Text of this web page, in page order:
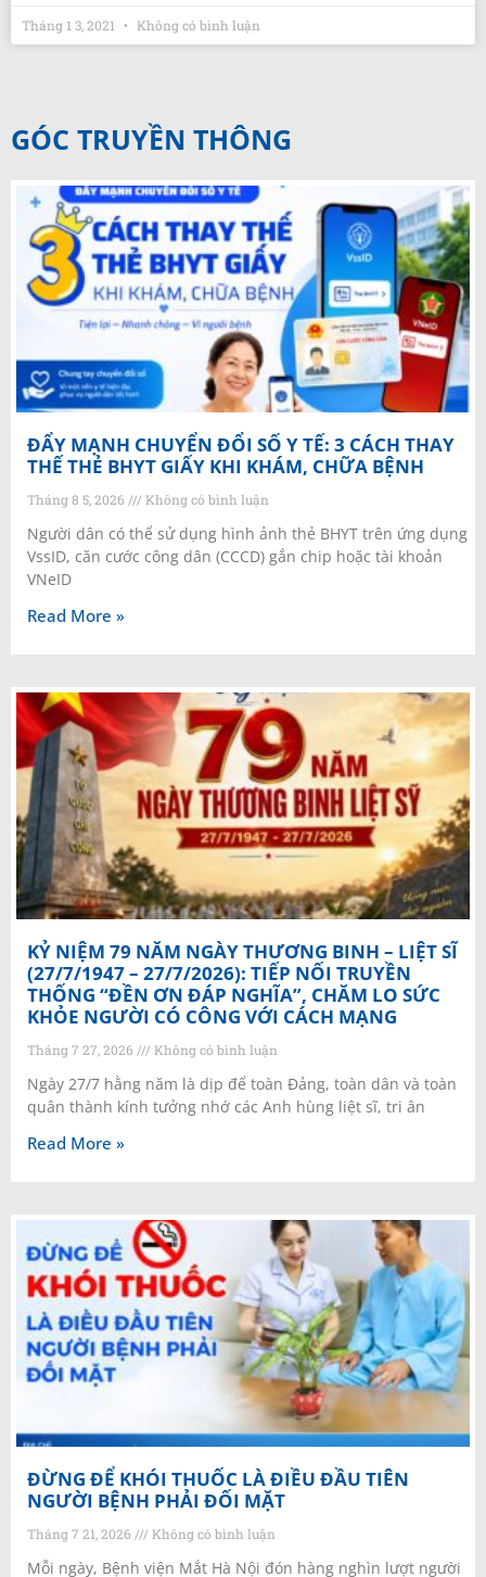
Tháng 1 3, 2021 Không có bình luận
GÓC TRUYỀN THÔNG
ĐẨY MẠNH CHUYỂN ĐỔI SỐ Y TẾ: 3 CÁCH THAY
THẾ THẺ BHYT GIẤY KHI KHÁM, CHỮA BỆNH
Tháng 8 5, 2026 Không có bình luận
Người dân có thể sử dụng hình ảnh thẻ BHYT trên ứng dụng
VssID, căn cước công dân (CCCD) gắn chip hoặc tài khoản
VNeID
Read More »
KỶ NIỆM 79 NĂM NGÀY THƯƠNG BINH – LIỆT SĨ
(27/7/1947 – 27/7/2026): TIẾP NỐI TRUYỀN
THỐNG “ĐỀN ƠN ĐÁP NGHĨA”, CHĂM LO SỨC
KHỎE NGƯỜI CÓ CÔNG VỚI CÁCH MẠNG
Tháng 7 27, 2026 Không có bình luận
Ngày 27/7 hằng năm là dịp để toàn Đảng, toàn dân và toàn
quân thành kính tưởng nhớ các Anh hùng liệt sĩ, tri ân
Read More »
ĐỪNG ĐỂ KHÓI THUỐC LÀ ĐIỀU ĐẦU TIÊN
NGƯỜI BỆNH PHẢI ĐỐI MẶT
Tháng 7 21, 2026 Không có bình luận
Mỗi ngày, Bệnh viện Mắt Hà Nội đón hàng nghìn lượt người